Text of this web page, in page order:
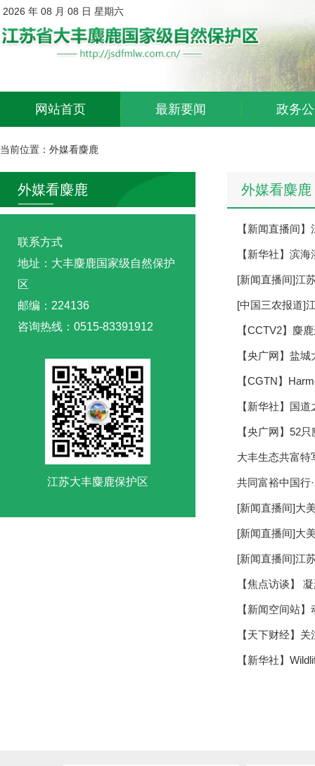
2026 年 08 月 08 日 星期六
网站首页 最新要闻 政务
当前位置： 外媒看麋鹿
外媒看麋鹿
联系方式
地址：大丰麋鹿国家级自然保护
区
邮编：224136
咨询热线：0515-83391912
江苏大丰麋鹿保护区
外媒看麋鹿
【新闻直播间
【新华社】滨
[新闻直播间]江
[中国三农报道]
【CCTV2】麋
【央广网】盐
【CGTN】
【新华社】国
【央广网】52
大丰生态共富特
共同富裕中国行
[新闻直播间]大
[新闻直播间]大
[新闻直播间]江
【焦点访谈】
【新闻空间站
【天下财经】
【新华社】